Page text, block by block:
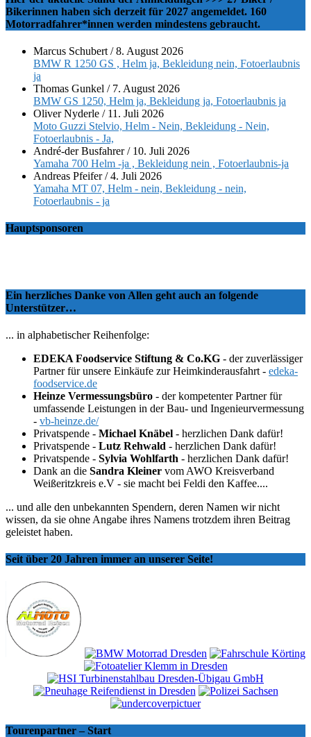
Bikerinnen haben sich derzeit für 2027 angemeldet. 160
Motorradfahrer*innen werden mindestens gebraucht.
Marcus Schubert /8. August 2026
BMW R 1250 GS , Helm ja, Bekleidung nein, Fotoerlaubnis
ja
Thomas Gunkel / 7. August 2026
BMW GS 1250, Helm ja, Bekleidung ja, Fotoerlaubnis ja
Oliver Nyderle / 11. Juli 2026
Moto Guzzi Stelvio, Helm - Nein, Bekleidung - Nein,
Fotoerlaubnis - Ja,
André-der Busfahrer/ 10. Juli 2026
Yamaha 700 Helm -ja , Bekleidung nein , Fotoerlaubnis-ja
Andreas Pfeifer/4. Juli 2026
Yamaha MT 07, Helm - nein, Bekleidung - nein,
Fotoerlaubnis - ja
Hauptsponsoren
Ein herzliches Danke von Allen geht auch an folgende
Unterstützer…
... in alphabetischer Reihenfolge:
EDEKA Foodservice Stiftung & Co.KG - der zuverlässiger
Partner für unsere Einkäufe zur Heimkinderausfahrt - edeka-
foodservice.de
Heinze Vermessungsbüro - der kompetenter Partner für
umfassende Leistungen in der Bau- und Ingenieurvermessung
- vb-heinze.de/
Privatspende - Michael Knäbel - herzlichen Dank dafür!
Privatspende - Lutz Rehwald - herzlichen Dank dafür!
Privatspende - Sylvia Wohlfarth - herzlichen Dank dafür!
Dank an die Sandra Kleiner vom AWO Kreisverband
Weißeritzkreis e.V - sie macht bei Feldi den Kaffee....
... und alle den unbekannten Spendern, deren Namen wir nicht
wissen, da sie ohne Angabe ihres Namens trotzdem ihren Beitrag
geleistet haben.
Seit über 20 Jahren immer an unserer Seite!
Tourenpartner – Start